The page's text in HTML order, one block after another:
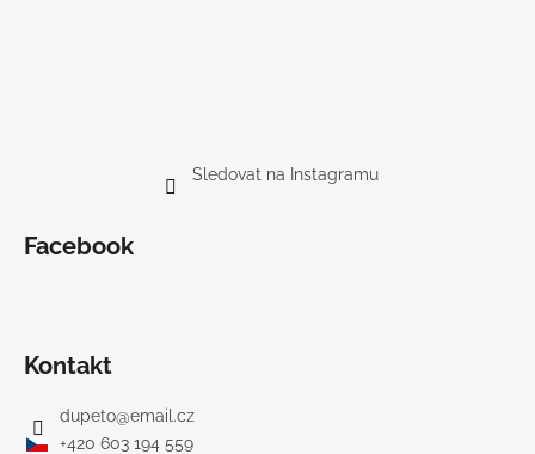
Sledovat na Instagramu
Facebook
Kontakt
dupeto@email.cz
+420 603 194 559